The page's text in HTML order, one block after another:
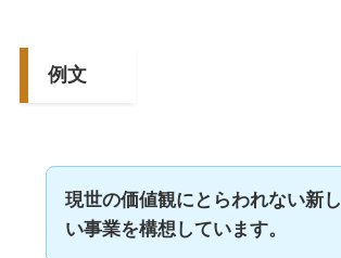
例文
現世の価値観にとらわれない新し
い事業を構想しています。